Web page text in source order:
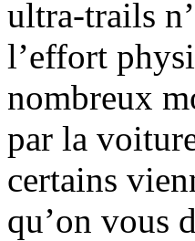
ultra-trails
l’effort
nombreux
par la
certains
qu’on vous